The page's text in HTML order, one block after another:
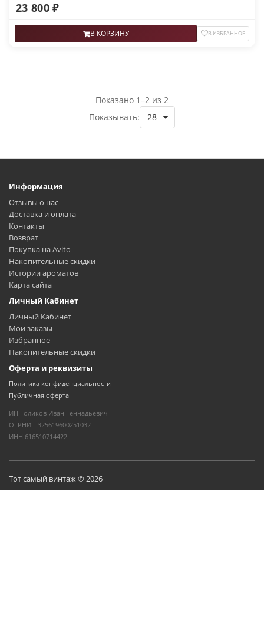
23 800 ₽
В КОРЗИНУ В ИЗБРАННОЕ
Показывать:
Показано 1–2 из 2
Информация
Отзывы о нас
Доставка и оплата
Контакты
Возврат
Покупка на Avito
Накопительные скидки
Истории ароматов
Карта сайта
Личный Кабинет
Личный Кабинет
Мои заказы
Избранное
Накопительные скидки
Оферта и реквизиты
Политика конфиденциальности
Публичная оферта
ИП Голиков Иван Геннадьевич
ОГРНИП 325619600251032
ИНН 616510714422
Тот самый винтаж © 2026